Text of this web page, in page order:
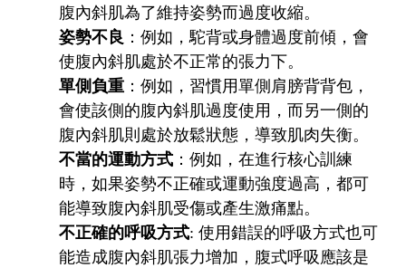
腹內斜肌為了維持姿勢而過度收縮。
姿勢不良 ：例如，駝背或身體過度前傾，會
使腹內斜肌處於不正常的張力下。
單側負重 ：例如，習慣用單側肩膀背背包，
會使該側的腹內斜肌過度使用，而另一側的
腹內斜肌則處於放鬆狀態，導致肌肉失衡。
不當的運動方式 ：例如，在進行核心訓練
時，如果姿勢不正確或運動強度過高，都可
能導致腹內斜肌受傷或產生激痛點。
不正確的呼吸方式: 使用錯誤的呼吸方式也可
能造成腹內斜肌張力增加，腹式呼吸應該是